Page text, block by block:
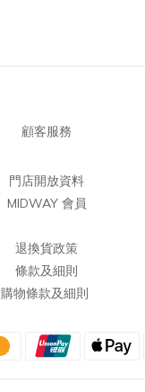
顧客服務
門店開放資料
MIDWAY 會員
退換貨政策
條款及細則
購物條款及細則